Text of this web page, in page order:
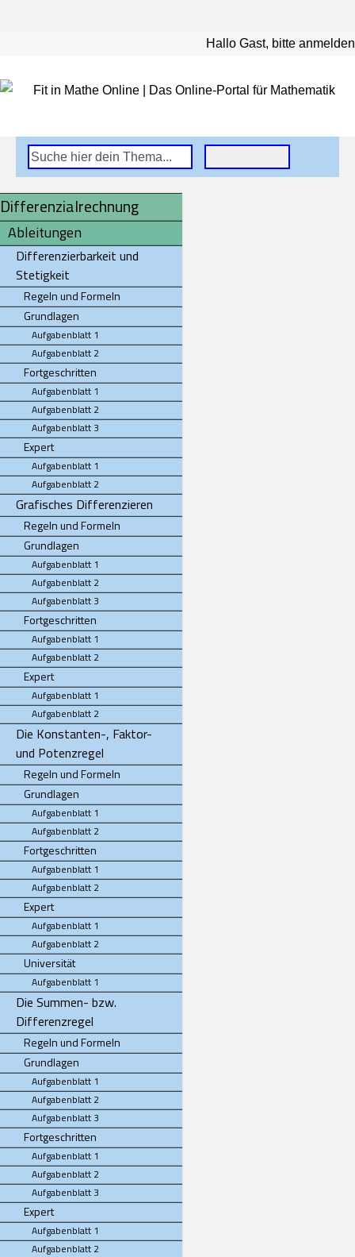
Hallo Gast, bitte anmelden
Differenzialrechnung
Ableitungen
Differenzierbarkeit und
Stetigkeit
Regeln und Formeln
Grundlagen
Aufgabenblatt 1
Aufgabenblatt 2
Fortgeschritten
Aufgabenblatt 1
Aufgabenblatt 2
Aufgabenblatt 3
Expert
Aufgabenblatt 1
Aufgabenblatt 2
Grafisches Differenzieren
Regeln und Formeln
Grundlagen
Aufgabenblatt 1
Aufgabenblatt 2
Aufgabenblatt 3
Fortgeschritten
Aufgabenblatt 1
Aufgabenblatt 2
Expert
Aufgabenblatt 1
Aufgabenblatt 2
Die Konstanten-, Faktor-
und Potenzregel
Regeln und Formeln
Grundlagen
Aufgabenblatt 1
Aufgabenblatt 2
Fortgeschritten
Aufgabenblatt 1
Aufgabenblatt 2
Expert
Aufgabenblatt 1
Aufgabenblatt 2
Universität
Aufgabenblatt 1
Die Summen- bzw.
Differenzregel
Regeln und Formeln
Grundlagen
Aufgabenblatt 1
Aufgabenblatt 2
Aufgabenblatt 3
Fortgeschritten
Aufgabenblatt 1
Aufgabenblatt 2
Aufgabenblatt 3
Expert
Aufgabenblatt 1
Aufgabenblatt 2